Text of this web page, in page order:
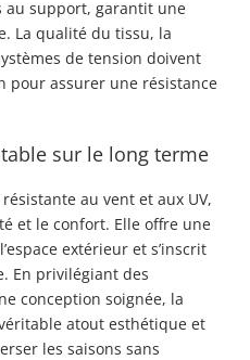
au support, garantit une
La qualité du tissu, la
de tension doivent
pour assurer une résistance
sur le long terme
au vent et aux UV,
et le confort. Elle offre une
extérieur et s’inscrit
En privilégiant des
conception soignée, la
atout esthétique et
les saisons sans